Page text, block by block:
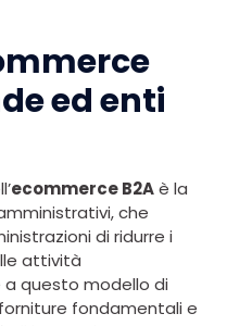
ed enti
ecommerce B2Aè la
che
di ridurre i
attività
a questo modello di
fondamentali e